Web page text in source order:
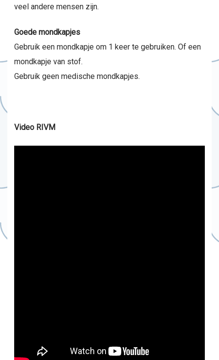
veel andere mensen zijn.
Goede mondkapjes
Gebruik een mondkapje om 1 keer te gebruiken. Of een
mondkapje van stof.
Gebruik geen medische mondkapjes.
Video RIVM